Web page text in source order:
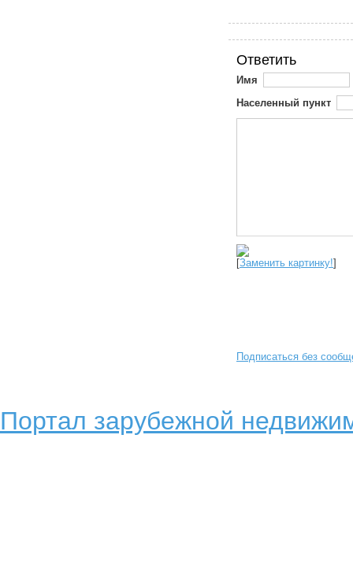
Ответить
Имя
Населенный пункт
[Заменить картинку!]
Подписаться без
Портал зарубежной